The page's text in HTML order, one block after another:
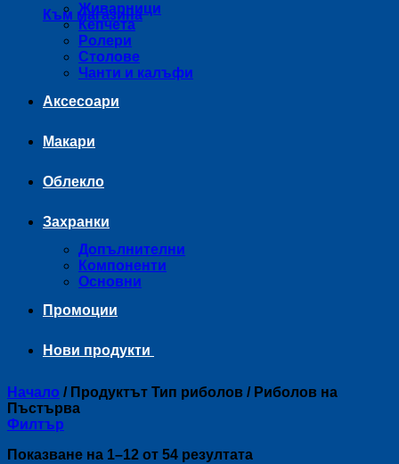
Към магазина
Живарници
Кепчета
Ролери
Столове
Чанти и калъфи
Аксесоари
Макари
Облекло
Захранки
Допълнителни
Компоненти
Основни
Промоции
Нови продукти
Начало /Продуктът Тип риболов /Риболов на
Пъстърва
Филтър
Показване на 1–12 от 54 резултата